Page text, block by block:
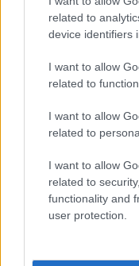
related to
device identifiers
I want to allow
related to
I want to allow
related to
I want to allow
related to
functionality and
user protection.
«Θα τρέξω